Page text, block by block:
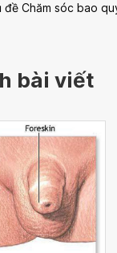
đề Chăm sóc bao
bài viết